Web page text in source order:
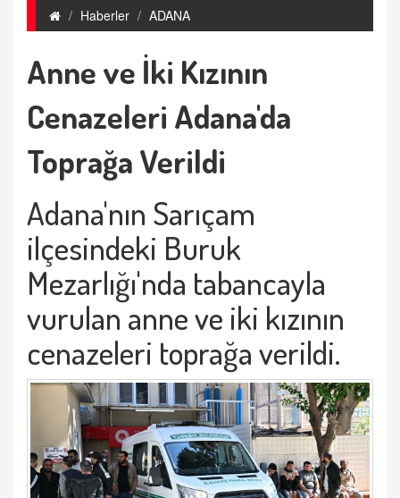
Haberler ADANA
Anne ve İki Kızının
Cenazeleri Adana'da
Toprağa Verildi
Adana'nın Sarıçam
ilçesindeki Buruk
Mezarlığı'nda tabancayla
vurulan anne ve iki kızının
cenazeleri toprağa verildi.